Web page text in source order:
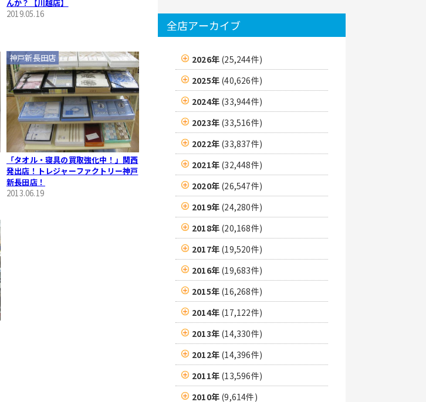
んか？【川越店】
2019.05.16
「タオル・寝具の買取強化中！」関西
発出店！トレジャーファクトリー神戸
新長田店！
2013.06.19
神戸新長田店
全店アーカイブ
2026年 (25,244件)
2025年 (40,626件)
2024年 (33,944件)
2023年 (33,516件)
2022年 (33,837件)
2021年 (32,448件)
2020年 (26,547件)
2019年 (24,280件)
2018年 (20,168件)
2017年 (19,520件)
2016年 (19,683件)
2015年 (16,268件)
2014年 (17,122件)
2013年 (14,330件)
2012年 (14,396件)
2011年 (13,596件)
2010年 (9,614件)